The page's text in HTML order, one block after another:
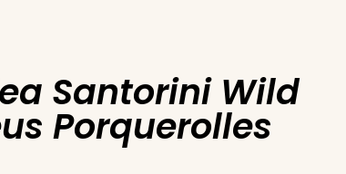
Santorini Wild
Porquerolles